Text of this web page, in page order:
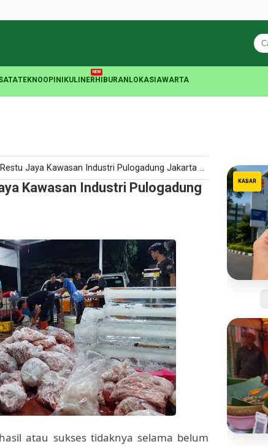
TEKNOOPINI KULINER
NEW
HIBURAN LOKASIAWARTA
Jaya Kawasan Industri Pulogadung Jakarta Timur
Kawasan Industri Pulogadung
atau sukses tidaknya selama belum
KABAR
Kartu
Tanpa